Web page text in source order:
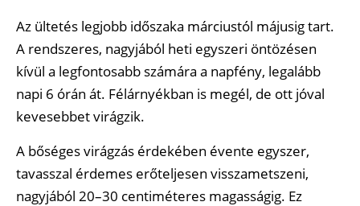
Az ültetés legjobb időszaka márciustól májusig tart.
A rendszeres, nagyjából heti egyszeri öntözésen
kívül a legfontosabb számára a napfény, legalább
napi 6 órán át. Félárnyékban is megél, de ott jóval
kevesebbet virágzik.
A bőséges virágzás érdekében évente egyszer,
tavasszal érdemes erőteljesen visszametszeni,
nagyjából 20–30 centiméteres magasságig. Ez